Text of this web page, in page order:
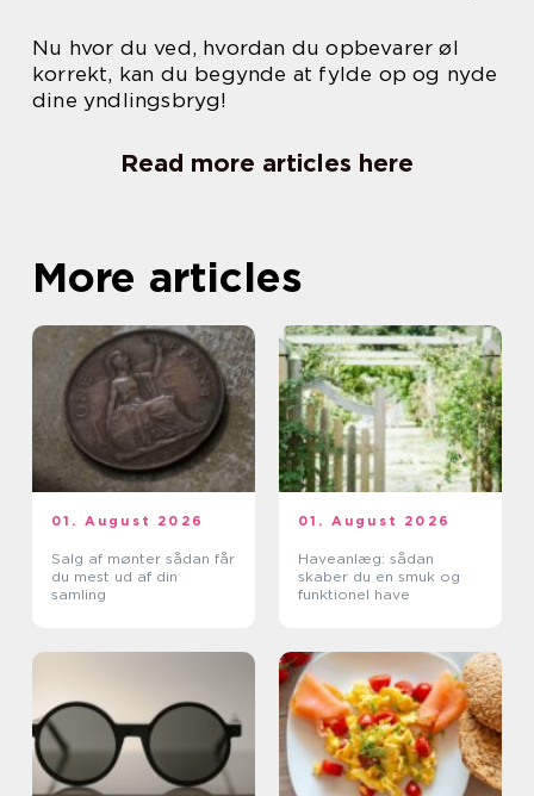
Nu hvor du ved, hvordan du opbevarer øl
korrekt, kan du begynde at fylde op og nyde
dine yndlingsbryg!
Read more articles here
More articles
01. August 2026
Salg af mønter sådan får
du mest ud af din
samling
01. August 2026
Haveanlæg: sådan
skaber du en smuk og
funktionel have